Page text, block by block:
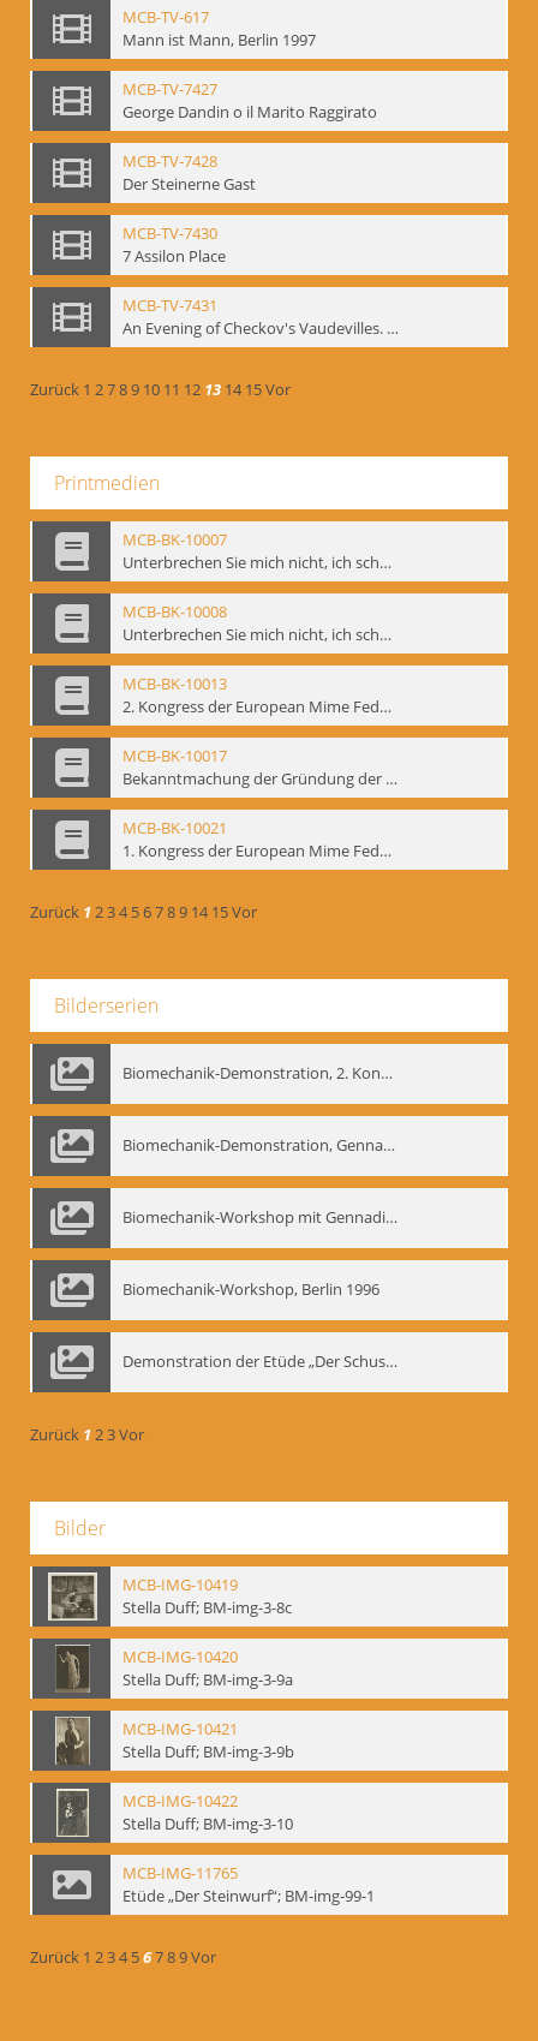
MCB-TV-617
Mann ist Mann, Berlin 1997
MCB-TV-7427
George Dandin o il Marito Raggirato
MCB-TV-7428
Der Steinerne Gast
MCB-TV-7430
7 Assilon Place
MCB-TV-7431
An Evening of Checkov's Vaudevilles. The Evils of Tobacco, The Bear, The Marriage Proposal
Zurück 1 2789 10 11 12 13 14 15Vor
Printmedien
MCB-BK-10007
Unterbrechen Sie mich nicht, ich schweige - interne Signatur: BM-prt-215-f
MCB-BK-10008
Unterbrechen Sie mich nicht, ich schweige - interne Signatur: BM-prt-215-r
MCB-BK-10013
2. Kongress der European Mime Federation: „Rekonstruktion/Innovation“, Berlin Mai 1993 - interne Signatur: BM-prt-221
MCB-BK-10017
Bekanntmachung der Gründung der European Mime Federation - interne Signatur: BM-prt-225
MCB-BK-10021
1. Kongress der European Mime Federation, Amsterdam, September 1991 - interne Signatur: BM-prt-229
Zurück 1234 56789 14 15Vor
Bilderserien
Biomechanik-Demonstration, 2. Kongress der EMF, Mai 1995
Biomechanik-Demonstration, Gennadij Bogdanow im Berliner Ensemble, 04.10.1991
Biomechanik-Workshop mit Gennadij Nikolajewitsch Bogdanow im Mime Centrum Berlin, 1991
Biomechanik-Workshop, Berlin 1996
Demonstration der Etüde „Der Schuss mit dem Bogen“ durch Gennadij Nikolajewitsch Bogdanow, Berlin 1991
Zurück 123Vor
Bilder
MCB-IMG-10419
Stella Duff; BM-img-3-8c
MCB-IMG-10420
Stella Duff; BM-img-3-9a
MCB-IMG-10421
Stella Duff; BM-img-3-9b
MCB-IMG-10422
Stella Duff; BM-img-3-10
MCB-IMG-11765
Etüde „Der Steinwurf“; BM-img-99-1
Zurück 1 234 56789Vor